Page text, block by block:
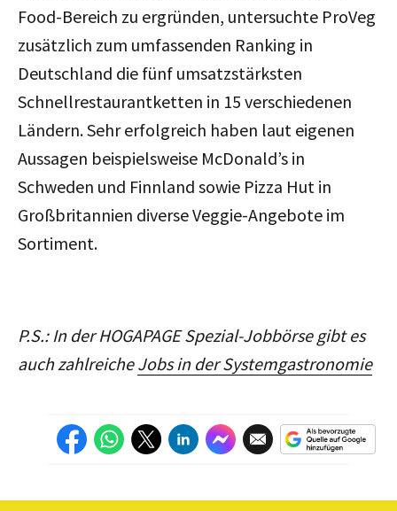
Food-Bereich zu ergründen, untersuchte ProVeg
zusätzlich zum umfassenden Ranking in
Deutschland die fünf umsatzstärksten
Schnellrestaurantketten in 15 verschiedenen
Ländern. Sehr erfolgreich haben laut eigenen
Aussagen beispielsweise McDonald’s in
Schweden und Finnland sowie Pizza Hut in
Großbritannien diverse Veggie-Angebote im
Sortiment.
P.S.: In der HOGAPAGE Spezial-Jobbörse gibt es
auch zahlreicheJobs in der Systemgastronomie